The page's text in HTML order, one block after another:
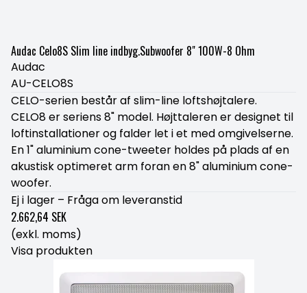
Audac Celo8S Slim line indbyg.Subwoofer 8" 100W-8 Ohm
Audac
AU-CELO8S
CELO-serien består af slim-line loftshøjtalere.
CELO8 er seriens 8" model. Højttaleren er designet til
loftinstallationer og falder let i et med omgivelserne.
En 1" aluminium cone-tweeter holdes på plads af en
akustisk optimeret arm foran en 8" aluminium cone-
woofer.
Ej i lager – Fråga om leveranstid
2.662,64 SEK
(exkl. moms)
Visa produkten